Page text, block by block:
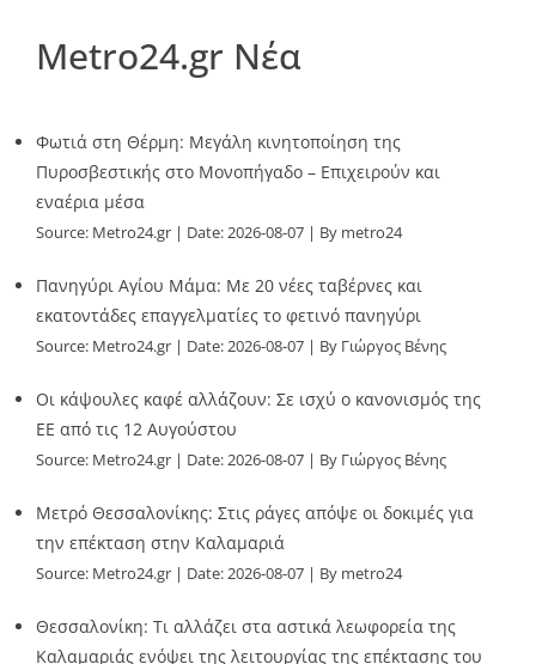
Metro24.gr Νέα
Φωτιά στη Θέρμη: Μεγάλη κινητοποίηση της
Πυροσβεστικής στο Μονοπήγαδο – Επιχειρούν και
εναέρια μέσα
Source: Metro24.gr Date: 2026-08-07 By metro24
Πανηγύρι Αγίου Μάμα: Με 20 νέες ταβέρνες και
εκατοντάδες επαγγελματίες το φετινό πανηγύρι
Source: Metro24.gr Date: 2026-08-07 By Γιώργος Βένης
Οι κάψουλες καφέ αλλάζουν: Σε ισχύ ο κανονισμός της
ΕΕ από τις 12 Αυγούστου
Source: Metro24.gr Date: 2026-08-07 By Γιώργος Βένης
Μετρό Θεσσαλονίκης: Στις ράγες απόψε οι δοκιμές για
την επέκταση στην Καλαμαριά
Source: Metro24.gr Date: 2026-08-07 By metro24
Θεσσαλονίκη: Τι αλλάζει στα αστικά λεωφορεία της
Καλαμαριάς ενόψει της λειτουργίας της επέκτασης του